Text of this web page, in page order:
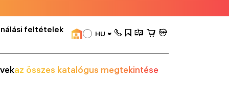
feltételek
HU
az összes katalógus megtekintése